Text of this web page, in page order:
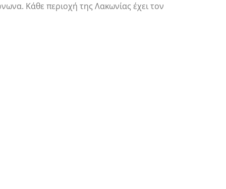
Κάθε περιοχή της Λακωνίας έχει τον